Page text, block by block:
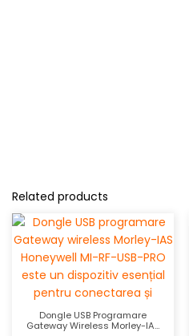
Related products
Dongle USB Programare
Gateway Wireless Morley-IAS